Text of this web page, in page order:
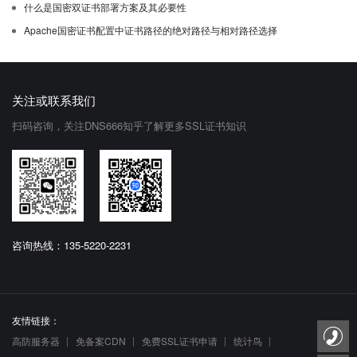
什么是国密双证书部署方案及其必要性
Apache国密证书配置中证书路径的绝对路径与相对路径选择
关注或联系我们
扫码咨询，关注DNS666知乎了解更多SSL证书知识
咨询热线：135-5220-2231
友情链接：
高防服务器
免备案CDN 免费SSL证书申请
统计鸟